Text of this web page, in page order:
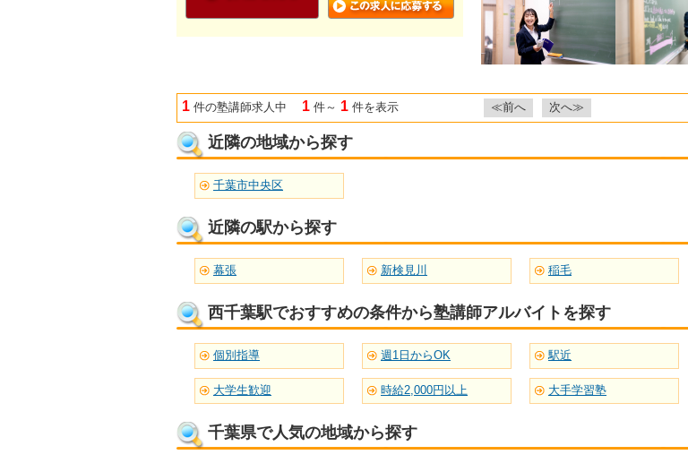
1 件の塾講師求人中 1 件～ 1 件を表示 ≪前へ 次へ≫
近隣の地域から探す
千葉市中央区
近隣の駅から探す
幕張 新検見川 稲毛
西千葉駅でおすすめの条件から塾講師アルバイトを探す
個別指導 週1日からOK 駅近
大学生歓迎 時給2,000円以上 大手学習塾
千葉県で人気の地域から探す